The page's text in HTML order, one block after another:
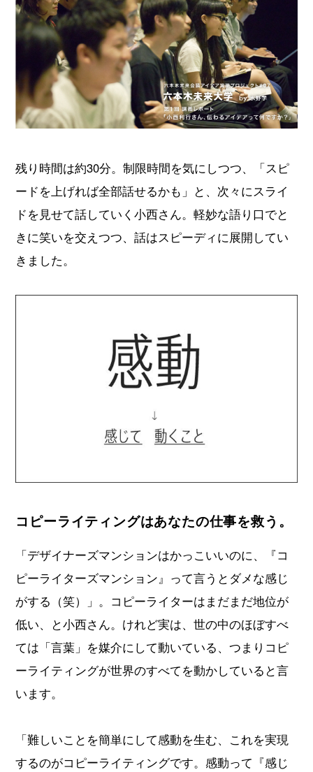
残り時間は約30分。制限時間を気にしつつ、「スピ
ードを上げれば全部話せるかも」と、次々にスライ
ドを見せて話していく小西さん。軽妙な語り口でと
きに笑いを交えつつ、話はスピーディに展開してい
きました。
コピーライティングはあなたの仕事を救う。
「デザイナーズマンションはかっこいいのに、『コ
ピーライターズマンション』って言うとダメな感じ
がする（笑）」。コピーライターはまだまだ地位が
低い、と小西さん。けれど実は、世の中のほぼすべ
ては「言葉」を媒介にして動いている、つまりコピ
ーライティングが世界のすべてを動かしていると言
います。
「難しいことを簡単にして感動を生む、これを実現
するのがコピーライティングです。感動って『感じ